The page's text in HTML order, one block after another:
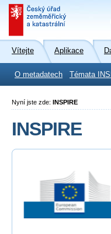
Vítejte Aplikace
O metadatech Témata
Nyní jste zde: INSPIRE
INSPIRE